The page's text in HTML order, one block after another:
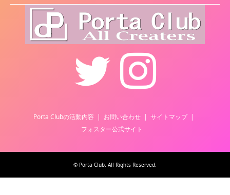
Instagram
Porta Clubの活動内容 お問い合わせ
サイトマップ
フォスター公式サイト
© Porta Club. All Rights Reserved.